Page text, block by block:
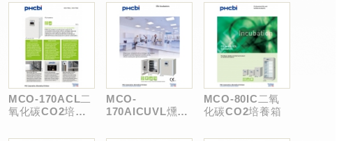
MCO-170ACL二
氧化碳CO2培養
MCO-
170AICUVL燻蒸
箱
MCO-80IC二氧
化碳CO2培養箱